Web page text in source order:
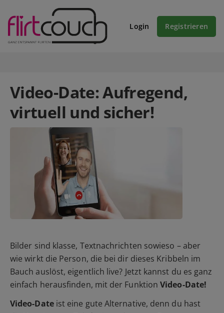
Login Registrieren
Video-Date: Aufregend,
virtuell und sicher!
Bilder sind klasse, Textnachrichten sowieso – aber
wie wirkt die Person, die bei dir dieses Kribbeln im
Bauch auslöst, eigentlich live? Jetzt kannst du es ganz
einfach herausfinden, mit der FunktionVideo-Date!
Video-Dateist eine gute Alternative, denn du hast